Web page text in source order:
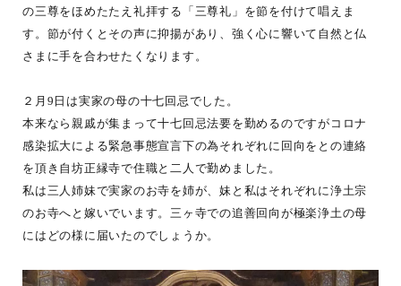
の三尊をほめたたえ礼拝する「三尊礼」を節を付けて唱えま
す。節が付くとその声に抑揚があり、強く心に響いて自然と仏
さまに手を合わせたくなります。
２月9日は実家の母の十七回忌でした。
本来なら親戚が集まって十七回忌法要を勤めるのですがコロナ
感染拡大による緊急事態宣言下の為それぞれに回向をとの連絡
を頂き自坊正縁寺で住職と二人で勤めました。
私は三人姉妹で実家のお寺を姉が、妹と私はそれぞれに浄土宗
のお寺へと嫁いでいます。三ヶ寺での追善回向が極楽浄土の母
にはどの様に届いたのでしょうか。